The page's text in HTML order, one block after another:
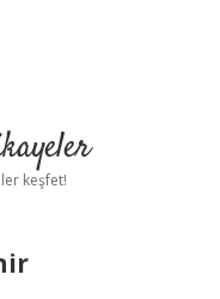
keşfet!